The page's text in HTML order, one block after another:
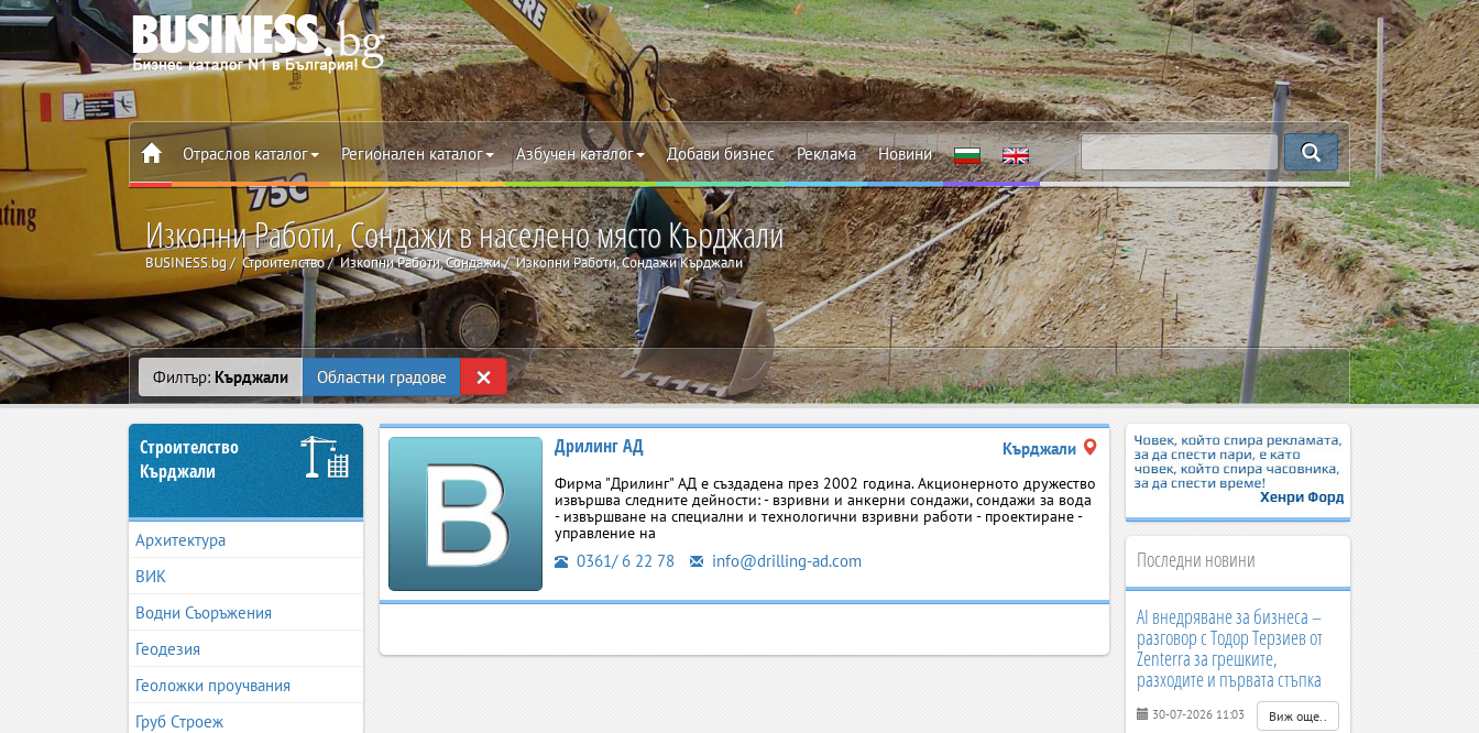
Отраслов каталог Регионален каталог Азбучен каталог Добави бизнес Реклама Новини
Изкопни Работи, Сондажи в населено място Кърджали
BUSINESS.bg Строителство Изкопни Работи, Сондажи Изкопни Работи, Сондажи Кърджали
Филтър: Кърджали Областни градове ×
Строителство
Кърджали
Архитектура
ВИК
Водни Съоръжения
Геодезия
Геоложки проучвания
Груб Строеж
Дрилинг АД Кърджали
Фирма "Дрилинг" АД е създадена през 2002 година. Акционерното дружество
извършва следните дейности: - взривни и анкерни сондажи, сондажи за вода
- извършване на специални и технологични взривни работи - проектиране -
управление на
0361/ 6 22 78 info@drilling-ad.com Последни новини
AI внедряване за бизнеса –
разговор с Тодор Терзиев от
Zenterra за грешките,
разходите и първата стъпка
30-07-2026 11:03 Виж още..